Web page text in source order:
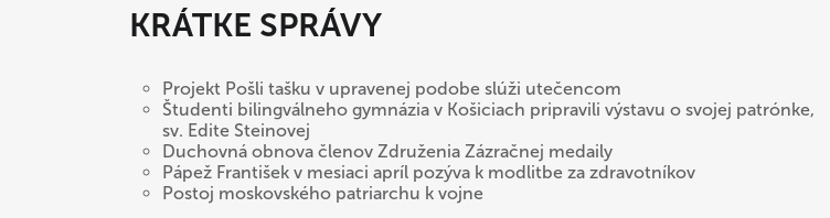
KRÁTKE SPRÁVY
Projekt Pošli tašku v upravenej podobe slúži utečencom
Študenti bilingválneho gymnázia v Košiciach pripravili výstavu o svojej patrónke,
sv. Edite Steinovej
Duchovná obnova členov Združenia Zázračnej medaily
Pápež František v mesiaci apríl pozýva k modlitbe za zdravotníkov
Postoj moskovského patriarchu k vojne